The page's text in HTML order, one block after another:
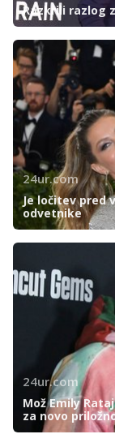
Razkrili razlog
24ur.com
Je ločitev pred
odvetnike
24ur.com
Mož Emily
za novo